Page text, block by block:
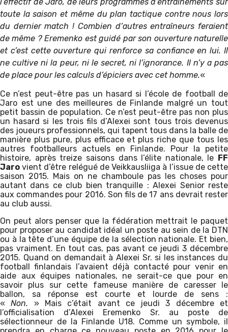
toute la saison et même du plan tactique contre nous lors
du dernier match ! Combien d’autres entraîneurs feraient
de même ? Eremenko est guidé par son ouverture naturelle
et c’est cette ouverture qui renforce sa confiance en lui. Il
ne cultive ni la peur, ni le secret, ni l’ignorance. Il n’y a pas
de place pour les calculs d’épiciers avec cet homme.«
Ce n’est peut-être pas un hasard si l’école de football de
Jaro est une des meilleures de Finlande malgré un tout
petit bassin de population. Ce n’est peut-être pas non plus
un hasard si les trois fils d’Alexei sont tous trois devenus
des joueurs professionnels, qui tapent tous dans la balle de
manière plus pure, plus efficace et plus riche que tous les
autres footballeurs actuels en Finlande. Pour la petite
histoire, après treize saisons dans l’élite nationale, le FF
Jaro vient d’être relégué de Veikkausliiga à l’issue de cette
saison 2015. Mais on ne chamboule pas les choses pour
autant dans ce club bien tranquille : Alexei Senior reste
aux commandes pour 2016. Son fils de 17 ans devrait rester
au club aussi.
On peut alors penser que la fédération mettrait le paquet
pour proposer au candidat idéal un poste au sein de la DTN
ou à la tête d’une équipe de la sélection nationale. Et bien,
pas vraiment. En tout cas, pas avant ce jeudi 3 décembre
2015. Quand on demandait à Alexei Sr. si les instances du
football finlandais l’avaient déjà contacté pour venir en
aide aux équipes nationales, ne serait-ce que pour en
savoir plus sur cette fameuse manière de caresser le
ballon, sa réponse est courte et lourde de sens :
«Non. » Mais c’était avant ce jeudi 3 décembre et
l’officialisation d’Alexei Eremenko Sr. au poste de
sélectionneur de la Finlande U18. Comme un symbole, il